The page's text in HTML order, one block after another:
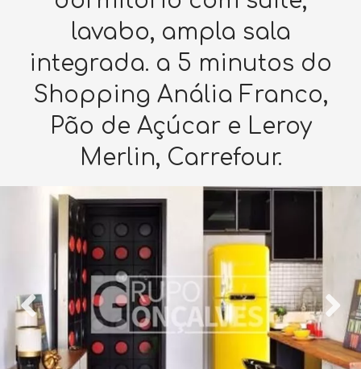
lavabo, ampla sala
integrada. a 5 minutos do
Shopping Anália Franco,
Pão de Açúcar e Leroy
Merlin, Carrefour.